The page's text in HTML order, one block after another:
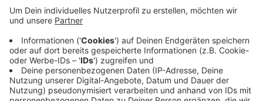
Anzeige
Die Frau wurde gerettet, der 58-Jährige versank mit
dem kleinen Hubschrauber in dem See, er befindet sich
immer noch in dem Wrack. Das liegt in 37 Metern